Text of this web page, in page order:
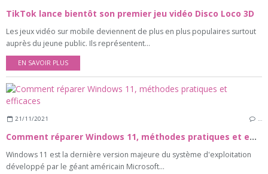
TikTok lance bientôt son premier jeu vidéo Disco Loco 3D
Les jeux vidéo sur mobile deviennent de plus en plus populaires surtout
auprès du jeune public. Ils représentent...
EN SAVOIR PLUS
21/11/2021
Comment réparer Windows 11, méthodes pratiques et efficaces
Windows 11 est la dernière version majeure du système d'exploitation
développé par le géant américain Microsoft...